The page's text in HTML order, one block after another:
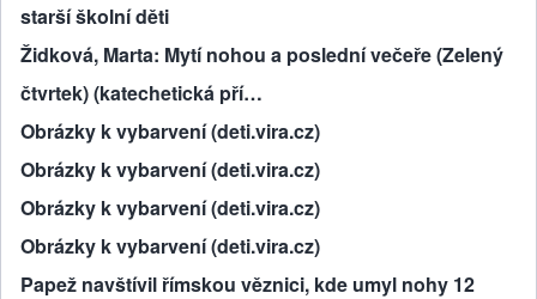
starší školní děti
Židková, Marta: Mytí nohou a poslední večeře (Zelený
čtvrtek) (katechetická pří…
Obrázky k vybarvení (deti.vira.cz)
Obrázky k vybarvení (deti.vira.cz)
Obrázky k vybarvení (deti.vira.cz)
Obrázky k vybarvení (deti.vira.cz)
Papež navštívil římskou věznici, kde umyl nohy 12